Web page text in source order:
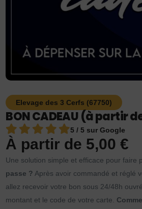
Elevage des 3 Cerfs (67750)
BON CADEAU (à partir
5 / 5 sur Google
À partir de 5,00€
Une solution simple et efficace pour faire
passe ? Après avoir commandé et réglé
allez recevoir votre bon sous 24/48h
montant et le code de votre carte.